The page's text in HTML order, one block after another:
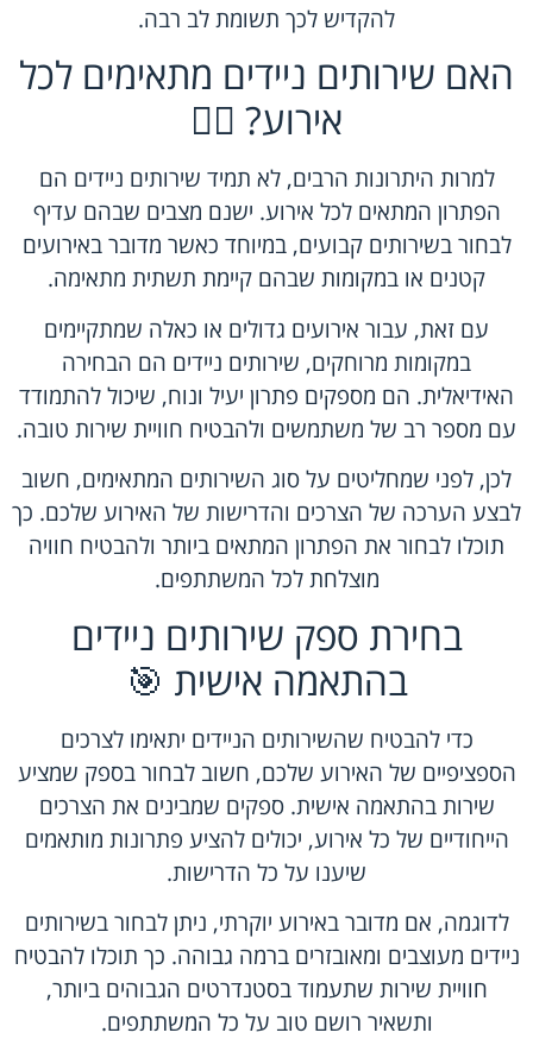
להקדיש לכך תשומת לב רבה.
האם שירותים ניידים מתאימים לכל
אירוע? 🤷‍♂️
למרות היתרונות הרבים, לא תמיד שירותים ניידים הם
הפתרון המתאים לכל אירוע. ישנם מצבים שבהם עדיף
לבחור בשירותים קבועים, במיוחד כאשר מדובר באירועים
קטנים או במקומות שבהם קיימת תשתית מתאימה.
עם זאת, עבור אירועים גדולים או כאלה שמתקיימים
במקומות מרוחקים, שירותים ניידים הם הבחירה
האידיאלית. הם מספקים פתרון יעיל ונוח, שיכול להתמודד
עם מספר רב של משתמשים ולהבטיח חוויית שירות טובה.
לכן, לפני שמחליטים על סוג השירותים המתאימים, חשוב
לבצע הערכה של הצרכים והדרישות של האירוע שלכם. כך
תוכלו לבחור את הפתרון המתאים ביותר ולהבטיח חוויה
מוצלחת לכל המשתתפים.
בחירת ספק שירותים ניידים
בהתאמה אישית 🎯
כדי להבטיח שהשירותים הניידים יתאימו לצרכים
הספציפיים של האירוע שלכם, חשוב לבחור בספק שמציע
שירות בהתאמה אישית. ספקים שמבינים את הצרכים
הייחודיים של כל אירוע, יכולים להציע פתרונות מותאמים
שיענו על כל הדרישות.
לדוגמה, אם מדובר באירוע יוקרתי, ניתן לבחור בשירותים
ניידים מעוצבים ומאובזרים ברמה גבוהה. כך תוכלו להבטיח
חוויית שירות שתעמוד בסטנדרטים הגבוהים ביותר,
ותשאיר רושם טוב על כל המשתתפים.